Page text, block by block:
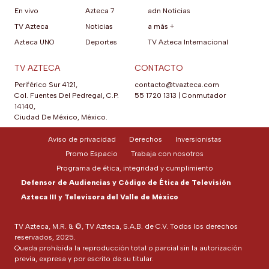
En vivo
TV Azteca
Azteca UNO
Azteca 7
Noticias
Deportes
adn Noticias
a más +
TV Azteca Internacional
TV AZTECA
Periférico Sur 4121,
Col. Fuentes Del Pedregal, C.P.
14140,
Ciudad De México, México.
CONTACTO
contacto@tvazteca.com
55 1720 1313
Conmutador
TV Azteca, M.R. & ©, TV Azteca, S.A.B. de C.V. Todos los derechos
reservados, 2025.
Queda prohibida la reproducción total o parcial sin la autorización
previa, expresa y por escrito de su titular.
Aviso de privacidad Derechos
Inversionistas
Promo Espacio
Trabaja con nosotros
Programa de ética, integridad y cumplimiento
Defensor de Audiencias y Código de Ética de Televisión
Azteca III y Televisora del Valle de México